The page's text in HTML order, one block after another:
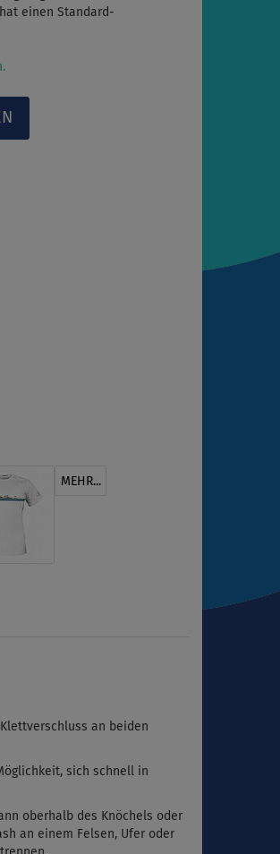
einen Standard-
MEHR...
an beiden
sich schnell in
oberhalb des Knöchels oder
an einem Felsen, Ufer oder